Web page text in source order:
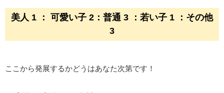
美人 1 ： 可愛い子 2：普通 3 ：若い子 1 ：その他
3
ここから発展するかどうはあなた次第です！